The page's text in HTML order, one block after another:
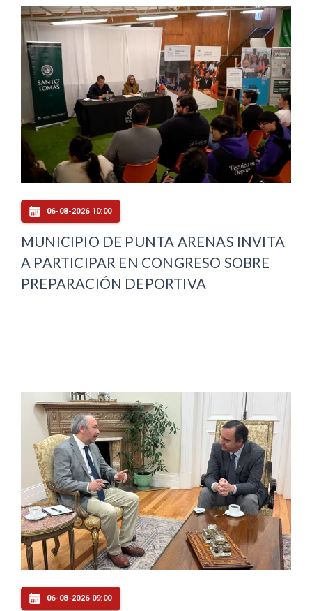
06-08-2026 10:00
MUNICIPIO DE PUNTA ARENAS INVITA
A PARTICIPAR EN CONGRESO SOBRE
PREPARACIÓN DEPORTIVA
06-08-2026 09:00